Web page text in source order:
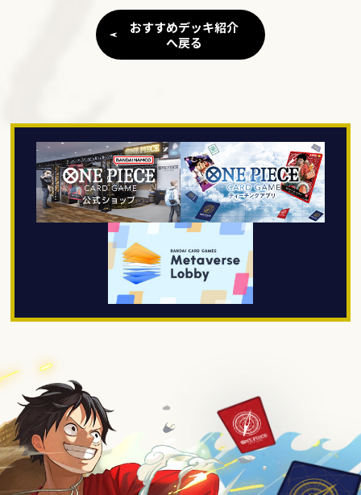
おすすめデッキ紹介
へ戻る